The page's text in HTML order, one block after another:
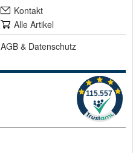
Kontakt
Alle Artikel
AGB & Datenschutz